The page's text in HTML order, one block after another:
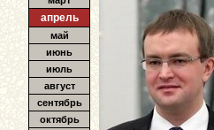
апрель
май
июнь
июль
август
сентябрь
октябрь